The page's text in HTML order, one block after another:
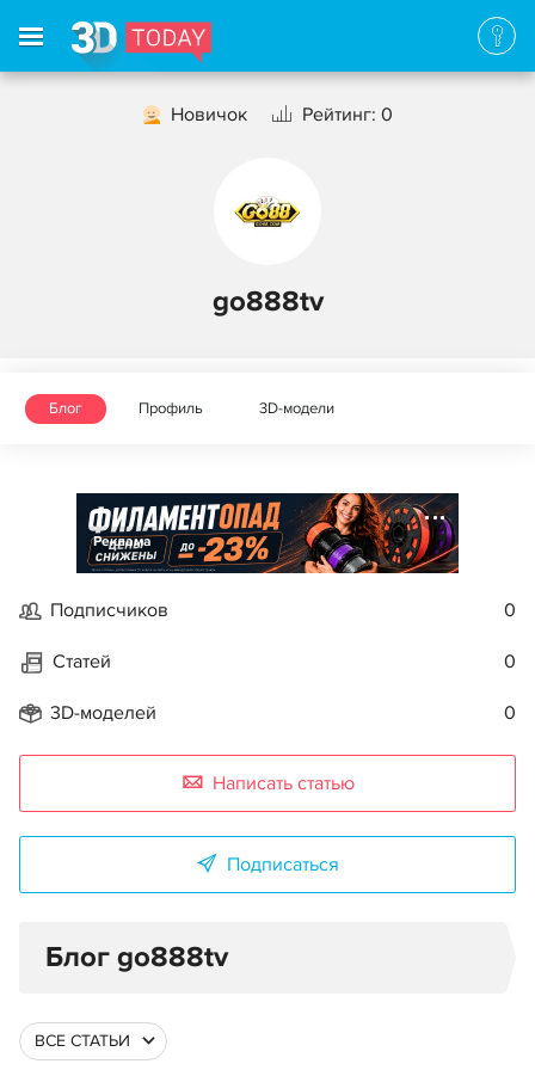
Новичок Рейтинг: 0
go888tv
Блог Профиль 3D-модели
Реклама
Подписчиков 0
Статей 0
3D-моделей 0
Написать статью
Подписаться
Блог go888tv
ВСЕ СТАТЬИ